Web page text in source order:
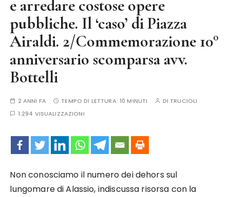
e arredare costose opere
pubbliche. Il ‘caso’ di Piazza
Airaldi. 2/Commemorazione 10°
anniversario scomparsa avv.
Bottelli
2 ANNI FA TEMPO DI LETTURA:10 MINUTI DI TRUCIOLI
1.294 VISUALIZZAZIONI
Non conosciamo il numero dei dehors sul
lungomare di Alassio, indiscussa risorsa con la